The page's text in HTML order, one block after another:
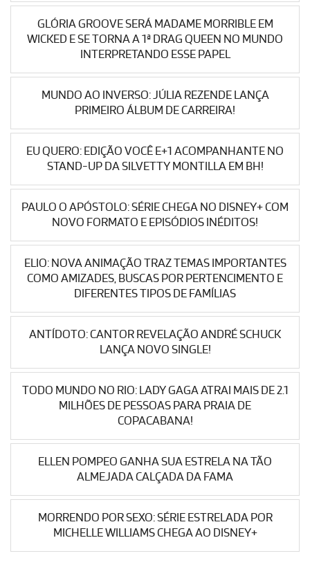
GLÓRIA GROOVE SERÁ MADAME MORRIBLE EM
WICKED E SE TORNA A 1ª DRAG QUEEN NO MUNDO
INTERPRETANDO ESSE PAPEL
MUNDO AO INVERSO: JÚLIA REZENDE LANÇA
PRIMEIRO ÁLBUM DE CARREIRA!
EU QUERO: EDIÇÃO VOCÊ E+1 ACOMPANHANTE NO
STAND-UP DA SILVETTY MONTILLA EM BH!
PAULO O APÓSTOLO: SÉRIE CHEGA NO DISNEY+ COM
NOVO FORMATO E EPISÓDIOS INÉDITOS!
ELIO: NOVA ANIMAÇÃO TRAZ TEMAS IMPORTANTES
COMO AMIZADES, BUSCAS POR PERTENCIMENTO E
DIFERENTES TIPOS DE FAMÍLIAS
ANTÍDOTO: CANTOR REVELAÇÃO ANDRÉ SCHUCK
LANÇA NOVO SINGLE!
TODO MUNDO NO RIO: LADY GAGA ATRAI MAIS DE 2.1
MILHÕES DE PESSOAS PARA PRAIA DE
COPACABANA!
ELLEN POMPEO GANHA SUA ESTRELA NA TÃO
ALMEJADA CALÇADA DA FAMA
MORRENDO POR SEXO: SÉRIE ESTRELADA POR
MICHELLE WILLIAMS CHEGA AO DISNEY+